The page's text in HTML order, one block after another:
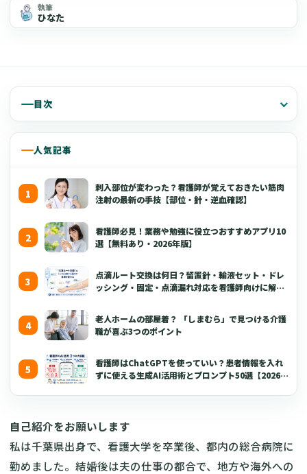
執筆
ひなた
目次
人気記事
刺入部位が変わった？看護師が覚えておきたい筋肉
注射の最新の手技【部位・針・逆血確認】
看護師必見！業務や勉強に役立つおすすめアプリ10
選【無料あり・2026年版】
点滴ルート交換は何日？留置針・輸液セット・ドレ
ッシング・固定・点滴漏れ対応を看護師向けに解説
老人ホームの部屋着？ 「しまむら」で見つける介護
職が喜ぶ3つのポイント
看護師はChatGPTを使っていい？患者情報を入れ
ずに使える生成AI活用術とプロンプト50選【2026年
自己紹介をお願いします
私は千葉県出身で、看護大学を卒業後、都内の総合病院に
勤めました。結婚後は夫の仕事の都合で、地方や海外への